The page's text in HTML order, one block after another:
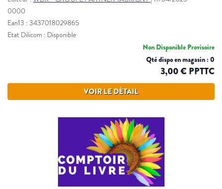
0000
Ean13 : 3437018029865
Etat Dilicom : Disponible
Non Disponible Provisoire
Qté dispo en magasin : 0
3,00 € PPTTC
VOIR LE DÉTAIL